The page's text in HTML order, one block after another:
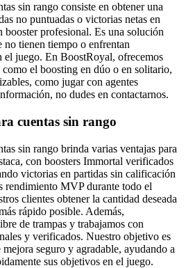
sin rango consiste en obtener una
no puntuadas o victorias netas en
booster profesional. Es una solución
no tienen tiempo o enfrentan
el juego. En BoostRoyal, ofrecemos
el boosting en dúo o en solitario,
como jugar con agentes
no dudes en contactarnos.
cuentas sin rango
sin rango brinda varias ventajas para
con boosters Immortal verificados
victorias en partidas sin calificación
rendimiento MVP durante todo el
clientes obtener la cantidad deseada
rápido posible. Además,
de trampas y trabajamos con
y verificados. Nuestro objetivo es
seguro y agradable, ayudando a
sus objetivos en el juego.